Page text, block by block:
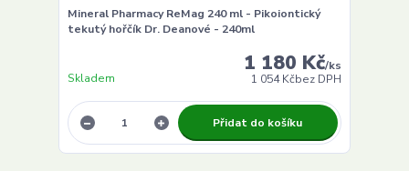
Mineral Pharmacy ReMag 240 ml - Pikoiontický
tekutý hořčík Dr. Deanové - 240ml
1 180 Kč/ks
1 054 Kčbez DPH
Skladem
Přidat do košíku